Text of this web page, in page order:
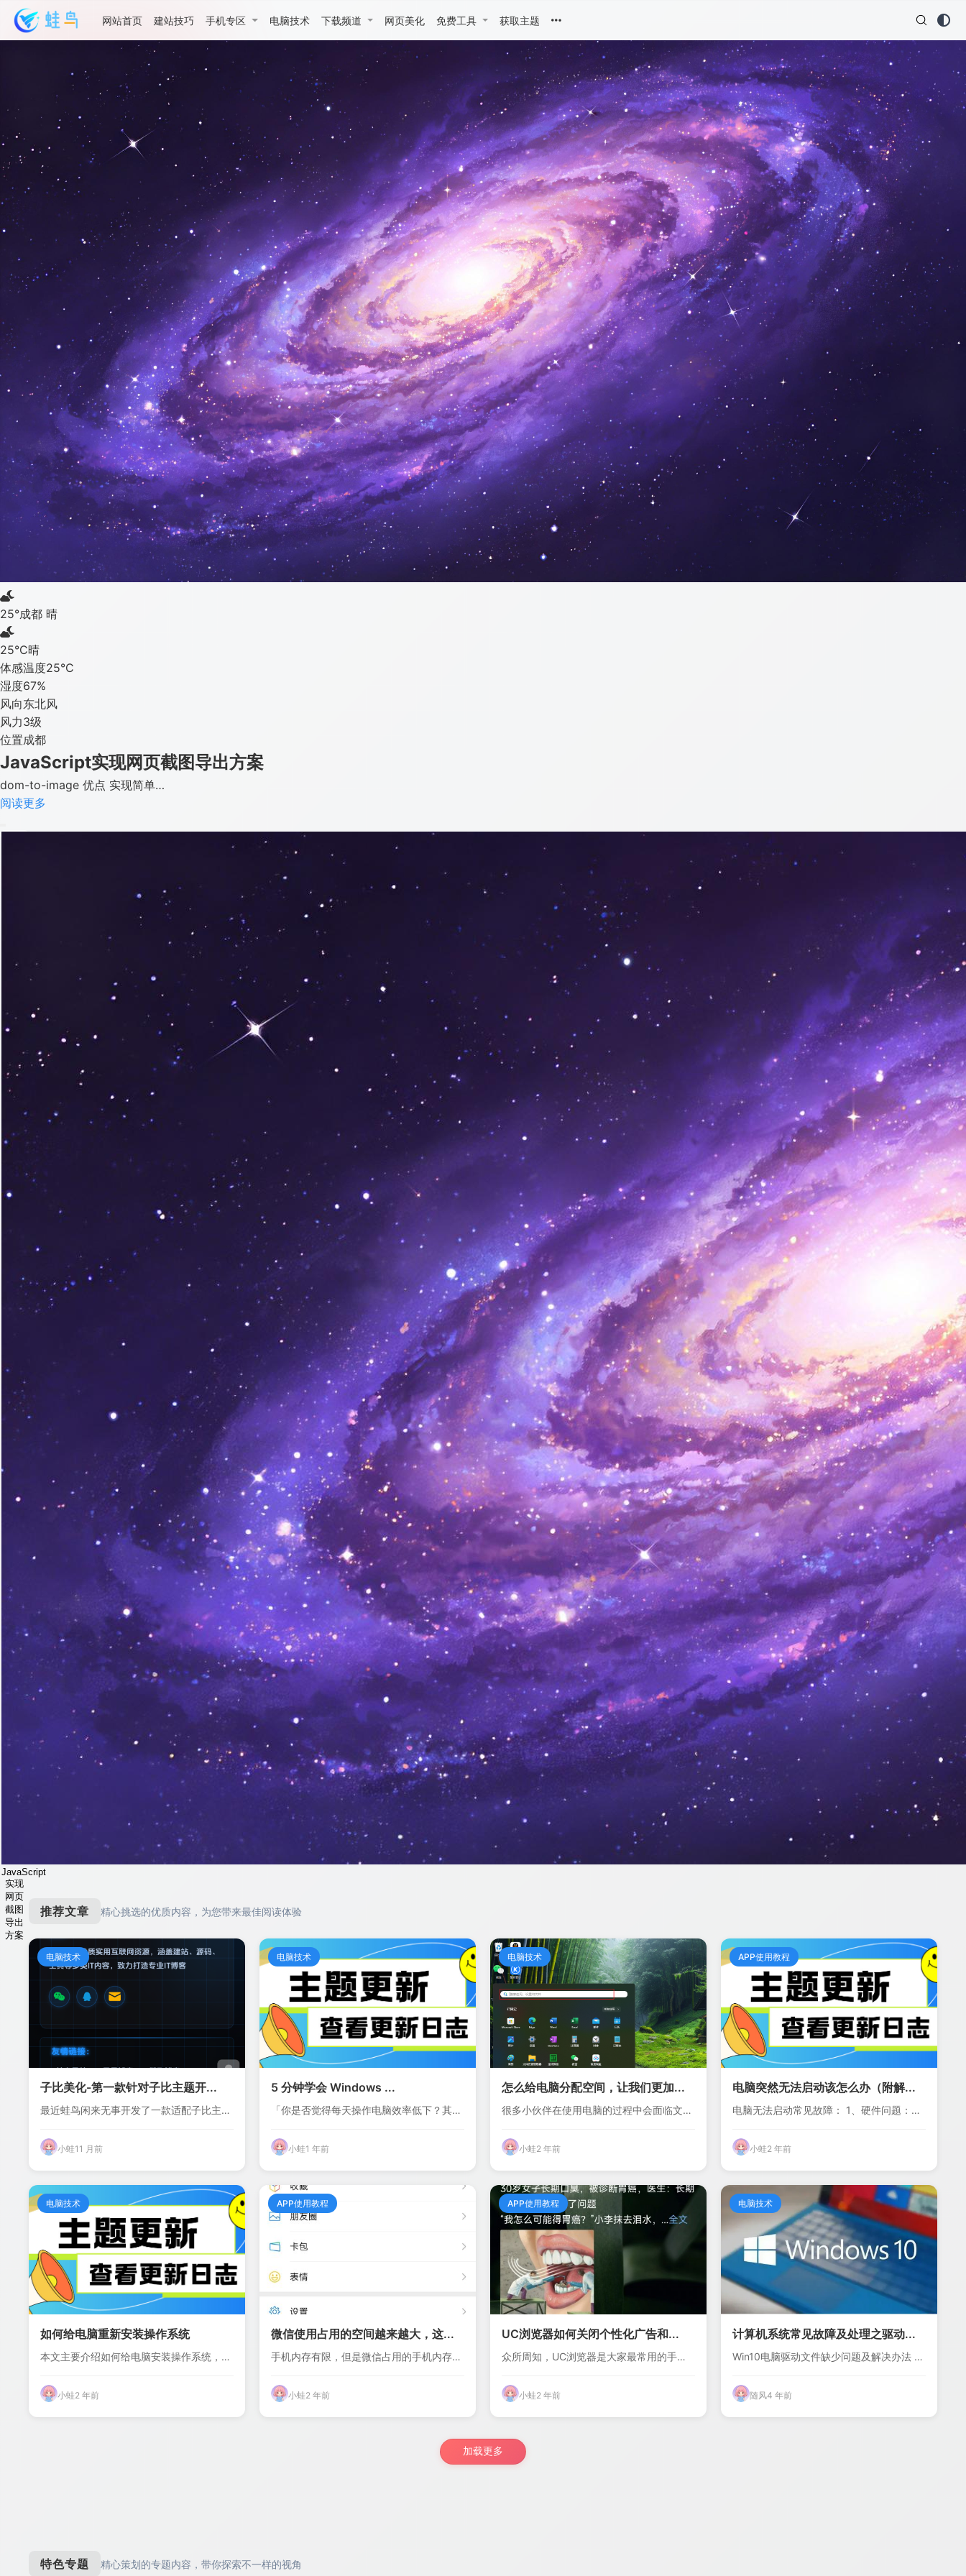
网站首页 建站技巧 手机专区 电脑技术 下载频道 网页美化 免费工具 获取主题
25°成都 晴
25°C晴
体感温度25°C
湿度67%
风向东北风
风力3级
位置成都
JavaScript实现网页截图导出方案
dom-to-image 优点 实现简单…
阅读更多
JavaScript
实现
网页
截图
导出
方案
推荐文章 精心挑选的优质内容，为您带来最佳阅读体验
电脑技术
子比美化-第一款针对子比主题开...
最近蛙鸟闲来无事开发了一款适配子比主题
小蛙11 月前
电脑技术
5 分钟学会 Windows ...
「你是否觉得每天操作电脑效率低下？其实
小蛙1 年前
电脑技术
怎么给电脑分配空间，让我们更加...
很多小伙伴在使用电脑的过程中会面临文件
小蛙2 年前
APP使用教程
电脑突然无法启动该怎么办（附解...
电脑无法启动常见故障： 1、硬件问题：比
小蛙2 年前
电脑技术
如何给电脑重新安装操作系统
本文主要介绍如何给电脑安装操作系统，确
小蛙2 年前
APP使用教程
微信使用占用的空间越来越大，这...
手机内存有限，但是微信占用的手机内存越
小蛙2 年前
APP使用教程
UC浏览器如何关闭个性化广告和...
众所周知，UC浏览器是大家最常用的手机
小蛙2 年前
电脑技术
计算机系统常见故障及处理之驱动...
Win10电脑驱动文件缺少问题及解决办法 1.
随风4 年前
加载更多
特色专题 精心策划的专题内容，带你探索不一样的视角